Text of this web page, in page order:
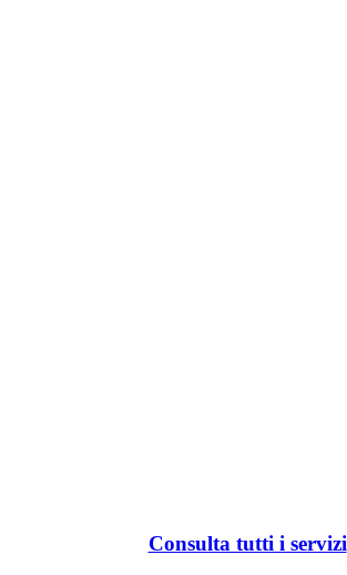
Consulta tutti i servizi